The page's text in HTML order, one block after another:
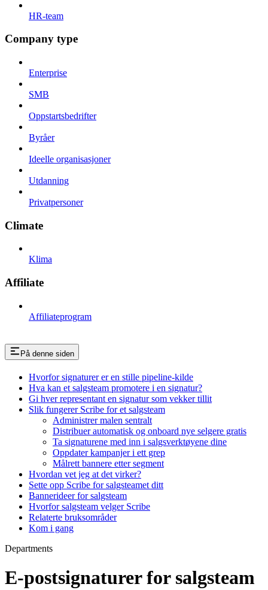
HR-team
Company type
Enterprise
SMB
Oppstartsbedrifter
Byråer
Ideelle organisasjoner
Utdanning
Privatpersoner
Climate
Klima
Affiliate
Affiliateprogram
På denne siden
Hvorfor signaturer er en stille pipeline-kilde
Hva kan et salgsteam promotere i en signatur?
Gi hver representant en signatur som vekker tillit
Slik fungerer Scribe for et salgsteam
Administrer malen sentralt
Distribuer automatisk og onboard nye selgere gratis
Ta signaturene med inn i salgsverktøyene dine
Oppdater kampanjer i ett grep
Målrett bannere etter segment
Hvordan vet jeg at det virker?
Sette opp Scribe for salgsteamet ditt
Bannerideer for salgsteam
Hvorfor salgsteam velger Scribe
Relaterte bruksområder
Kom i gang
Departments
E-postsignaturer for salgsteam